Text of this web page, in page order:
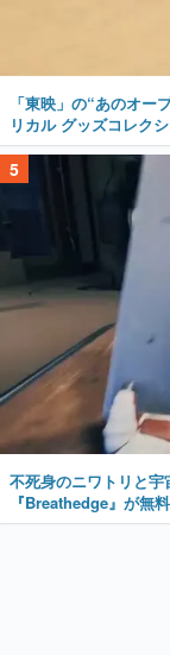
「東映」の“あのオー
リカル グッズコレク
5
不死身のニワトリと
『Breathedge』が無